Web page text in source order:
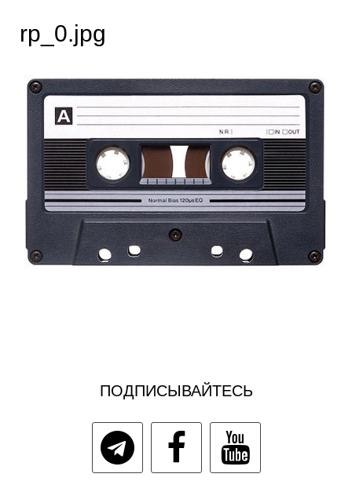
rp_0.jpg
ПОДПИСЫВАЙТЕСЬ